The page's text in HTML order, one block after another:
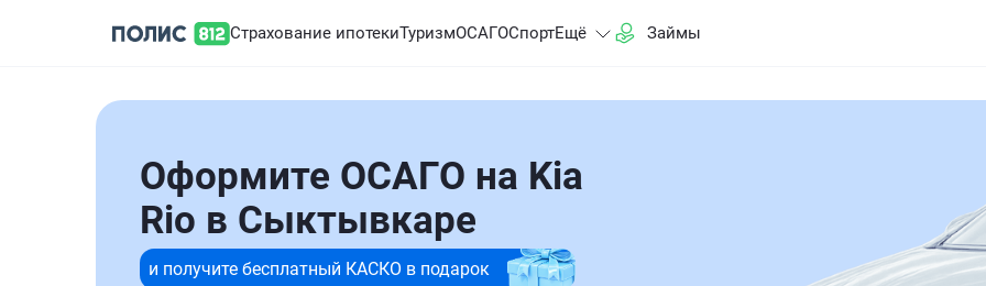
Страхование ипотекиТуризмОСАГОСпортЕщё Займы
Оформите ОСАГО на Kia
Rio в Сыктывкаре
и получите бесплатный КАСКО в подарок